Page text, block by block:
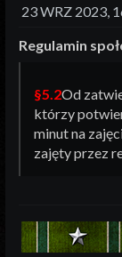
23 WRZ 2023,
Regulamin
§5.2Od
którzy
minut na
zajęty przez